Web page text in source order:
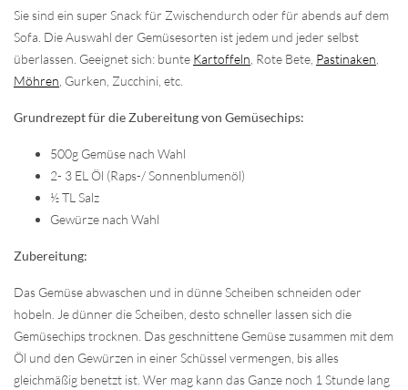
Sie sind ein super Snack für Zwischendurch oder für abends auf dem
Sofa. Die Auswahl der Gemüsesorten ist jedem und jeder selbst
überlassen. Geeignet sich: bunte Kartoffeln , Rote Bete, Pastinaken
Möhren , Gurken, Zucchini, etc.
Grundrezept für die Zubereitung von Gemüsechips:
500g Gemüse nach Wahl
2- 3 EL Öl (Raps-/ Sonnenblumenöl)
½ TL Salz
Gewürze nach Wahl
Zubereitung:
Das Gemüse abwaschen und in dünne Scheiben schneiden oder
hobeln. Je dünner die Scheiben, desto schneller lassen sich die
Gemüsechips trocknen. Das geschnittene Gemüse zusammen mit dem
Öl und den Gewürzen in einer Schüssel vermengen, bis alles
gleichmäßig benetzt ist. Wer mag kann das Ganze noch 1 Stunde lang